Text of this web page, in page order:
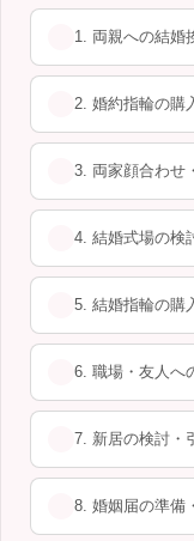
1. 両親への結婚
2. 婚約指輪の購
3. 両家顔合わせ
4. 結婚式場の検
5. 結婚指輪の購
6. 職場・友人へ
7. 新居の検討・
8. 婚姻届の準備